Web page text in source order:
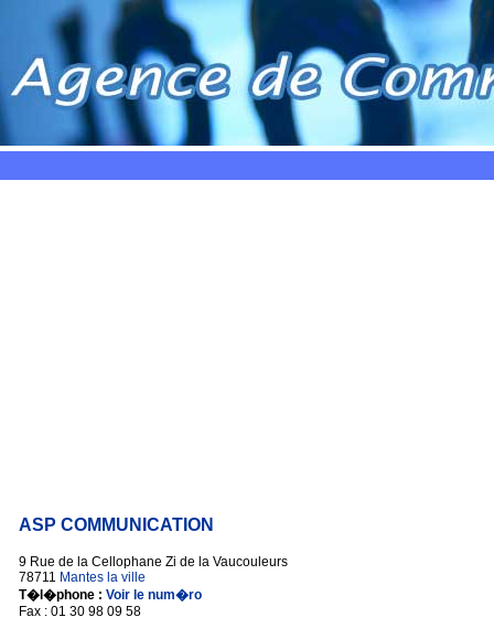
ASP COMMUNICATION
9 Rue de la Cellophane Zi de la Vaucouleurs
78711 Mantes la ville
T�l�phone : Voir le num�ro
Fax : 01 30 98 09 58